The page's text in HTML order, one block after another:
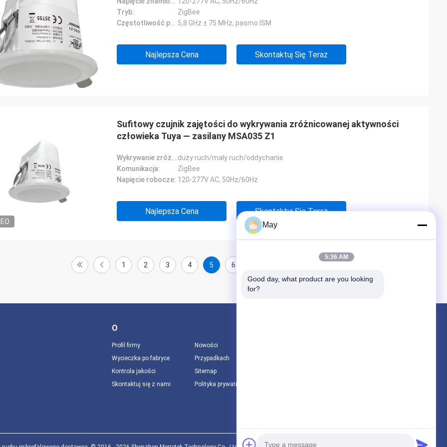
Tryb:
ZigBee
Częstotliwość pracy: 5,8 GHz ± 75 MHz, pasmo ISM
Najlepsza Cena Skontaktuj Się Teraz
Sufitowy czujnik zajętości do wykrywania zróżnicowanej aktywności
człowieka Tuya — zasilany MSA035 Z1
Wykrywanie zróżnicowanej aktywności człowieka: duży ruch/mały ruch/oddychanie
Komunikacja:
ZigBee
Napięcie robocze: 120-277V AC, 50Hz/60Hz
Najlepsza Cena Skontaktuj Się Teraz
1 2 3 4 5 6
O
Profil firmy
Wycieczka po fabryce
Kontrola jakości
Skontaktuj się z nami
Nowości
Przypadkach
Sitemap
Polityka prywatności
May
5:36 AM
Good day, what product are you looking
for?